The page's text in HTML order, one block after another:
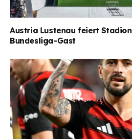
Austria Lustenau feiert
Bundesliga-Gast